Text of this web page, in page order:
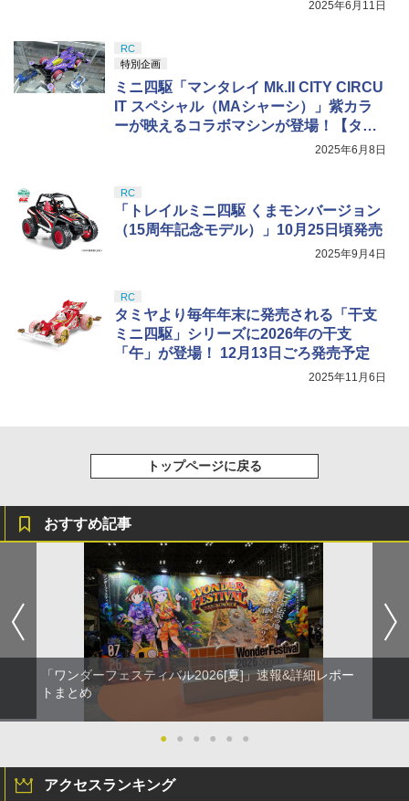
2025年6月11日
RC
特別企画
ミニ四駆「マンタレイ Mk.II CITY CIRCU
IT スペシャル（MAシャーシ）」紫カラ
ーが映えるコラボマシンが登場！【タミ
2025年6月8日
RC
「トレイルミニ四駆 くまモンバージョン
（15周年記念モデル）」10月25日頃発売
2025年9月4日
RC
タミヤより毎年年末に発売される「干支
ミニ四駆」シリーズに2026年の干支
「午」が登場！ 12月13日ごろ発売予定
2025年11月6日
トップページに戻る
おすすめ記事
「ワンダーフェスティバル2026[夏]」速報&詳細レポー
トまとめ
● ● ● ● ● ●
アクセスランキング